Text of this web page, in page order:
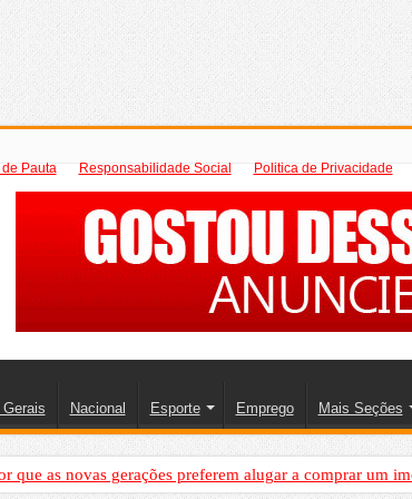
Pauta Responsabilidade Social Politica de Privacidade
Gerais Nacional Esporte Emprego Mais Seções
que as novas gerações preferem alugar a comprar um